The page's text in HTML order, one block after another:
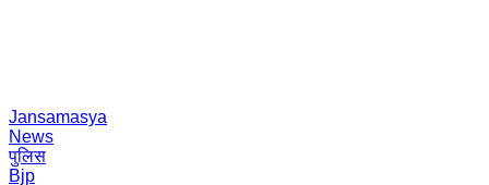
Jansamasya
News
पुलिस
Bjp